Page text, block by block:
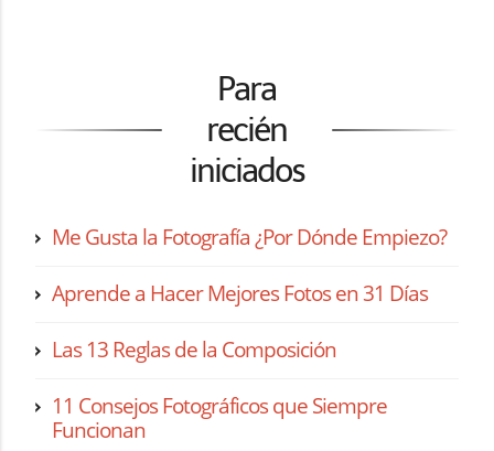
Para
recién
iniciados
Me Gusta la Fotografía ¿Por Dónde Empiezo?
Aprende a Hacer Mejores Fotos en 31 Días
Las 13 Reglas de la Composición
11 Consejos Fotográficos que Siempre
Funcionan